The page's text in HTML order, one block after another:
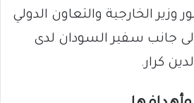
وزير الخارجية والتعاون الدولي
جانب سفير السودان لدى
كرار.